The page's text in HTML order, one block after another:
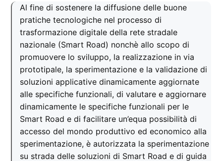
Al fine di sostenere la diffusione delle buone
pratiche tecnologiche nel processo di
trasformazione digitale della rete stradale
nazionale (Smart Road) nonchè allo scopo di
promuovere lo sviluppo, la realizzazione in via
prototipale, la sperimentazione e la validazione di
soluzioni applicative dinamicamente aggiornate
alle specifiche funzionali, di valutare e aggiornare
dinamicamente le specifiche funzionali per le
Smart Road e di facilitare un’equa possibilità di
accesso del mondo produttivo ed economico alla
sperimentazione, è autorizzata la sperimentazione
su strada delle soluzioni di Smart Road e di guida